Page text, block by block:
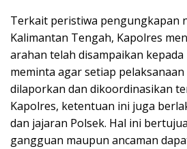
Terkait peristiwa pengungkapan
Kalimantan Tengah, Kapolres
arahan telah disampaikan kepada
meminta agar setiap pelaksanaan
dilaporkan dan dikoordinasikan
Kapolres, ketentuan ini juga
dan jajaran Polsek. Hal ini
gangguan maupun ancaman